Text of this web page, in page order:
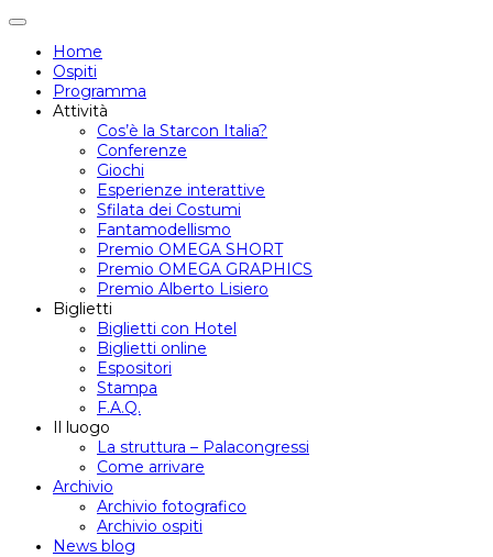
Attiva/disattiva
navigazione
Home
Ospiti
Programma
Attività
Cos’è la Starcon Italia?
Conferenze
Giochi
Esperienze interattive
Sfilata dei Costumi
Fantamodellismo
Premio OMEGA SHORT
Premio OMEGA GRAPHICS
Premio Alberto Lisiero
Biglietti
Biglietti con Hotel
Biglietti online
Espositori
Stampa
F.A.Q.
Il luogo
La struttura – Palacongressi
Come arrivare
Archivio
Archivio fotografico
Archivio ospiti
News blog